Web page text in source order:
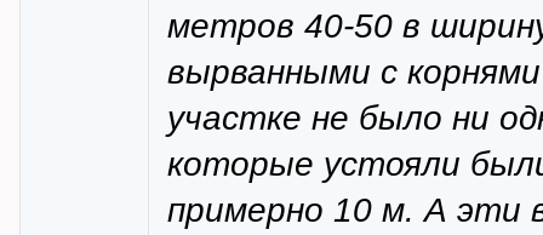
метров 40-50 в
вырванными с
участке не было ни
которые устояли
примерно 10 м. А эти